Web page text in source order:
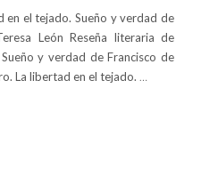
el tejado. Sueño y verdad de
León Reseña literaria de
y verdad de Francisco de
La libertad en el tejado. …